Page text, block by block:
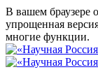
В вашем браузере
упрощенная
многие функции.